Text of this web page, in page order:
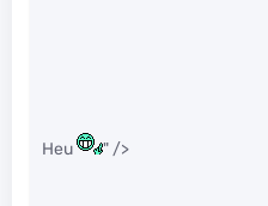
Heu " />